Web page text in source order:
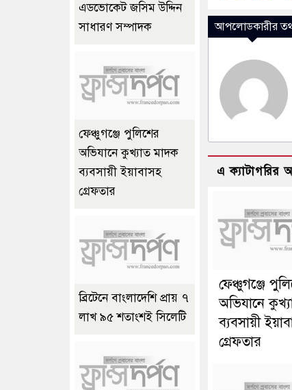
আপলোডকারীর
এ ক্যাটাগরির
ফেঞ্চুগঞ্জে
অভিযানে
ব্যবসায়ী
গ্রেফতার
এডভোকেট জসিম উদ্দিন
সাধারণ সম্পাদক
ফেঞ্চুগঞ্জে পুলিশের
অভিযানে কুখ্যাত মাদক
ব্যবসায়ী ইয়াবাসহ
গ্রেফতার
ব্রিটেনে বাংলাদেশি প্রায় ৭
লাখ ৯৫ শতাংশই সিলেটি